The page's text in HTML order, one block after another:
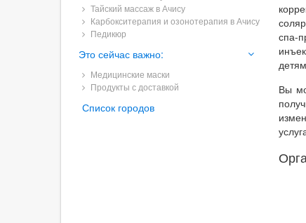
спа-
Вы
Тайский массаж в Ачису
Карбокситерапия и озонотерапия в Ачису
Педикюр
Это сейчас важно:
Медицинские маски
Продукты с доставкой
Список городов